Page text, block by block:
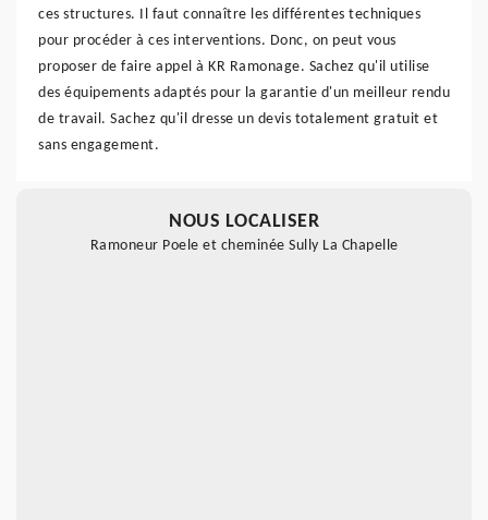
ces structures. Il faut connaître les différentes techniques
pour procéder à ces interventions. Donc, on peut vous
proposer de faire appel à KR Ramonage. Sachez qu'il utilise
des équipements adaptés pour la garantie d'un meilleur rendu
de travail. Sachez qu'il dresse un devis totalement gratuit et
sans engagement.
NOUS LOCALISER
Ramoneur Poele et cheminée Sully La Chapelle